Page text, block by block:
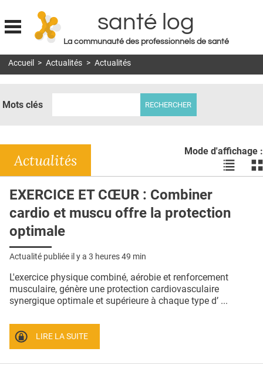
Jump to navigation
santé log
La communauté des professionnels de santé
MON COMPTE
DOSSIERS
RÉSEAUX
E-REVUE SAD
THÉMA
L'APP
PUBLICITÉ
CONTACT
Accueil > Actualités > Actualités
Mots clés
Mode d'affichage :
Voir
les
liste
les
Actualités
EXERCICE ET CŒUR : Combiner
cardio et muscu offre la protection
optimale
Actualité publiée il y a 3 heures 49 min
L'exercice physique combiné, aérobie et renforcement
musculaire, génère une protection cardiovasculaire
synergique optimale et supérieure à chaque type d’ ...
LIRE LA SUITE